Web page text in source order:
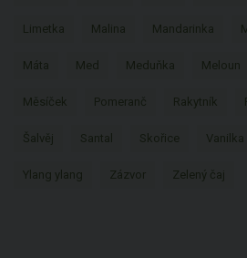
Limetka Malina Mandarinka
Máta Med Meduňka Meloun
Měsíček Pomeranč Rakytník
Šalvěj Santal Skořice Vanilka
Ylang ylang Zázvor Zelený čaj